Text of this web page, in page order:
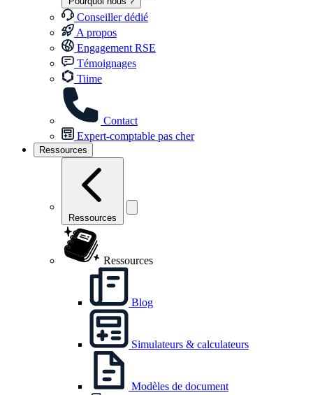
Conseiller dédié
A propos
Engagement RSE
Témoignages
Tiime
Contact
Expert-comptable pas cher
Ressources
Ressources
Ressources
Blog
Simulateurs & calculateurs
Modèles de document